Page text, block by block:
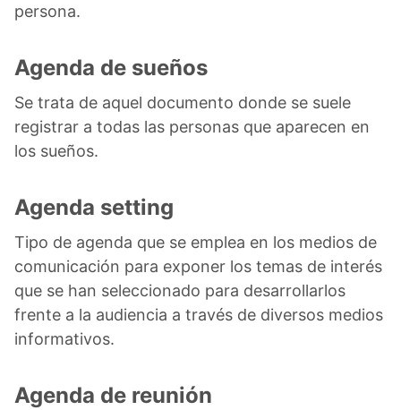
persona.
Agenda de sueños
Se trata de aquel documento donde se suele
registrar a todas las personas que aparecen en
los sueños.
Agenda setting
Tipo de agenda que se emplea en los medios de
comunicación para exponer los temas de interés
que se han seleccionado para desarrollarlos
frente a la audiencia a través de diversos medios
informativos.
Agenda de reunión